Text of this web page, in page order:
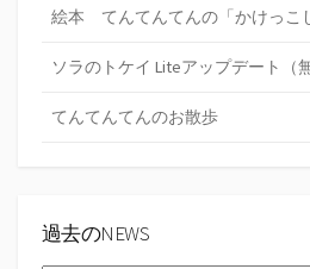
絵本 てんてんてんの「かけっこ
ソラのトケイ Liteアップデート（
てんてんてんのお散歩
過去のNEWS